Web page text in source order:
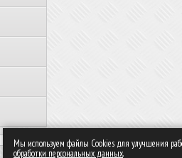
Мы используем файлы Сookies для улучшения
обработки персональных данных.